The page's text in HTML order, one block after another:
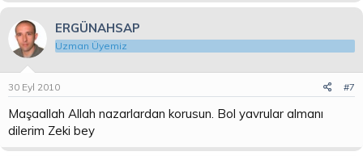
ERGÜNAHSAP
Uzman Üyemiz
30 Eyl 2010 #7
Maşaallah Allah nazarlardan korusun. Bol yavrular almanı
dilerim Zeki bey